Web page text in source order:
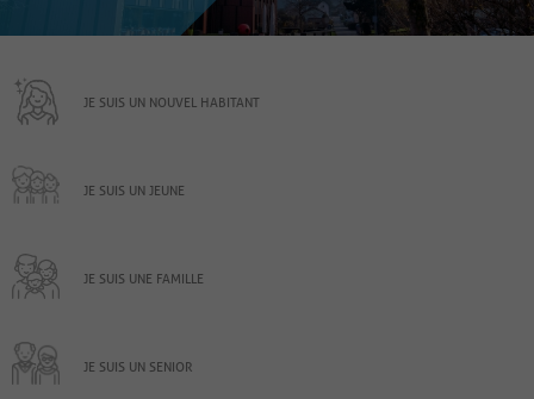
JE SUIS UN NOUVEL HABITANT
JE SUIS UN JEUNE
JE SUIS UNE FAMILLE
JE SUIS UN SENIOR